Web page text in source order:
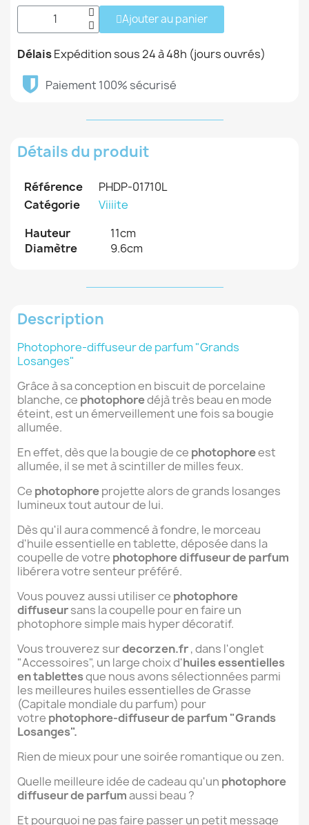
Ajouter au panier
DélaisExpédition sous 24 à 48h (jours ouvrés)
Paiement 100% sécurisé
Détails du produit
Référence
PHDP-01710L
Catégorie
Viiiite
Hauteur
11cm
Diamètre
9.6cm
Description
Photophore-diffuseur de parfum "Grands
Losanges"
Grâce à sa conception en biscuit de porcelaine
blanche, ce photophoredéjà très beau en mode
éteint, est un émerveillement une fois sa bougie
allumée.
En effet, dès que la bougie de ce photophoreest
allumée, il se met à scintiller de milles feux.
Ce photophoreprojette alors de grands losanges
lumineux tout autour de lui.
Dès qu'il aura commencé à fondre, le morceau
d'huile essentielle en tablette, déposée dans la
coupelle de votre photophore diffuseur de parfum
libérera votre senteur préféré.
Vous pouvez aussi utiliser ce photophore
diffuseursans la coupelle pour en faire un
photophore simple mais hyper décoratif.
Vous trouverez surdecorzen.fr, dans l'onglet
"Accessoires", un large choix d'huiles essentielles
en tablettesque nous avons sélectionnées parmi
les meilleures huiles essentielles de Grasse
(Capitale mondiale du parfum) pour
votre photophore-diffuseur de parfum "Grands
Losanges".
Rien de mieux pour une soirée romantique ou zen.
Quelle meilleure idée de cadeau qu'un photophore
diffuseur de parfumaussi beau ?
Et pourquoi ne pas faire passer un petit message